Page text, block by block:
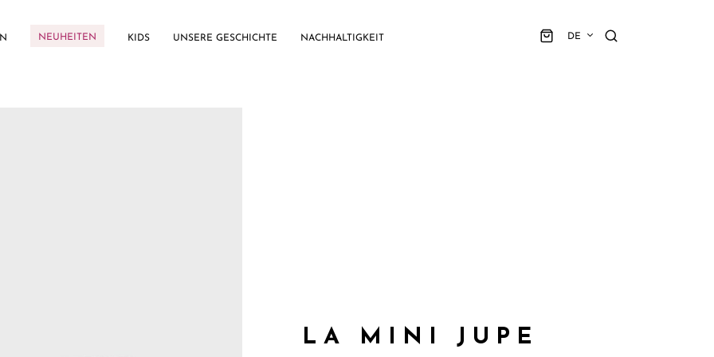
NEUHEITEN KIDS UNSERE GESCHICHTE NACHHALTIGKEIT DE
LA MINI JUPE